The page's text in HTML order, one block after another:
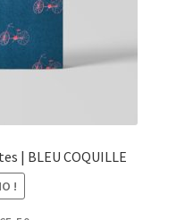
| BLEU COQUILLE
!